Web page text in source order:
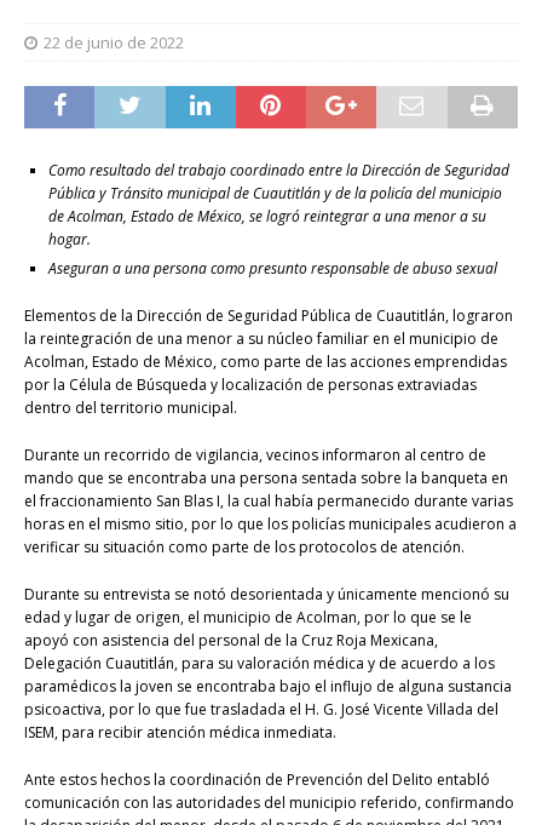
22 de junio de 2022
Como resultado del trabajo coordinado entre la Dirección de Seguridad
Pública y Tránsito municipal de Cuautitlán y de la policía del municipio
de Acolman, Estado de México, se logró reintegrar a una menor a su
hogar.
Aseguran a una persona como presunto responsable de abuso sexual
Elementos de la Dirección de Seguridad Pública de Cuautitlán, lograron
la reintegración de una menor a su núcleo familiar en el municipio de
Acolman, Estado de México, como parte de las acciones emprendidas
por la Célula de Búsqueda y localización de personas extraviadas
dentro del territorio municipal.
Durante un recorrido de vigilancia, vecinos informaron al centro de
mando que se encontraba una persona sentada sobre la banqueta en
el fraccionamiento San Blas I, la cual había permanecido durante varias
horas en el mismo sitio, por lo que los policías municipales acudieron a
verificar su situación como parte de los protocolos de atención.
Durante su entrevista se notó desorientada y únicamente mencionó su
edad y lugar de origen, el municipio de Acolman, por lo que se le
apoyó con asistencia del personal de la Cruz Roja Mexicana,
Delegación Cuautitlán, para su valoración médica y de acuerdo a los
paramédicos la joven se encontraba bajo el influjo de alguna sustancia
psicoactiva, por lo que fue trasladada el H. G. José Vicente Villada del
ISEM, para recibir atención médica inmediata.
Ante estos hechos la coordinación de Prevención del Delito entabló
comunicación con las autoridades del municipio referido, confirmando